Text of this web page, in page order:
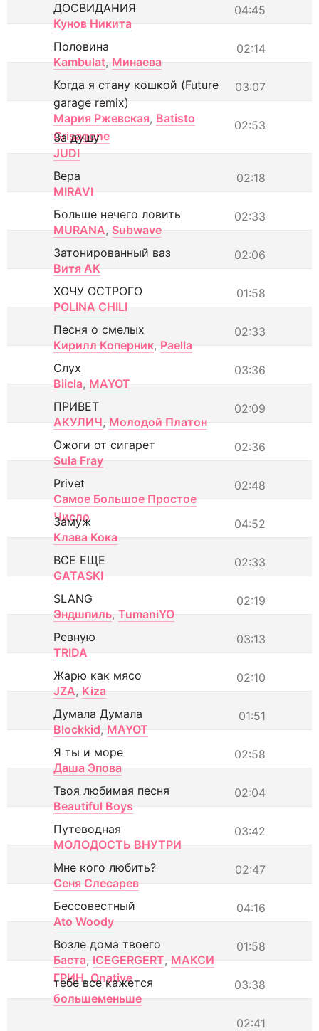
04:45
ДОСВИДАНИЯ
Кунов Никита
02:14
Половина
Kambulat, Минаева
03:07
Когда я стану кошкой (Future
garage remix)
Мария Ржевская, Batisto
Grisagone
02:53
За душу
JUDI
02:18
Вера
MIRAVI
02:33
Больше нечего ловить
MURANA, Subwave
02:06
Затонированный ваз
Витя АК
01:58
ХОЧУ ОСТРОГО
POLINA CHILI
02:33
Песня о смелых
Кирилл Коперник, Paella
03:36
Слух
Biicla, MAYOT
02:09
ПРИВЕТ
АКУЛИЧ, Молодой Платон
02:36
Ожоги от сигарет
Sula Fray
02:48
Privet
Самое Большое Простое
Число
04:52
Замуж
Клава Кока
02:33
ВСЕ ЕЩЕ
GATASKI
02:19
SLANG
Эндшпиль, TumaniYO
03:13
Ревную
TRIDA
02:10
Жарю как мясо
JZA, Kiza
01:51
Думала Думала
Blockkid, MAYOT
02:58
Я ты и море
Даша Эпова
02:04
Твоя любимая песня
Beautiful Boys
03:42
Путеводная
МОЛОДОСТЬ ВНУТРИ
02:47
Мне кого любить?
Сеня Слесарев
04:16
Бессовестный
Ato Woody
01:58
Возле дома твоего
Баста, ICEGERGERT, МАКСИ
ГРИН, Onative 03:38
тебе все кажется
большеменьше
02:41